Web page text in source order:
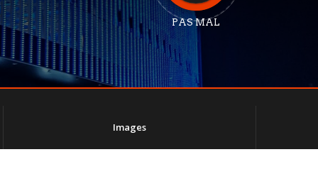
PAS MAL
Images